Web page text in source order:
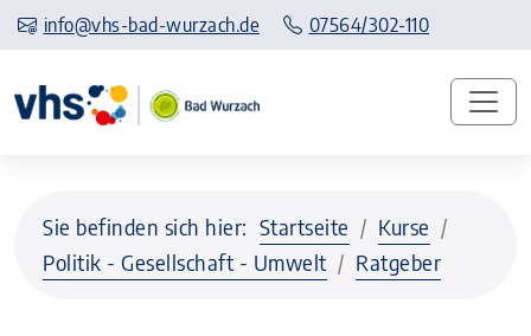
info@vhs-bad-wurzach.de 07564/302-110
Sie befinden sich hier: Startseite
Kurse
Politik - Gesellschaft - Umwelt
Ratgeber